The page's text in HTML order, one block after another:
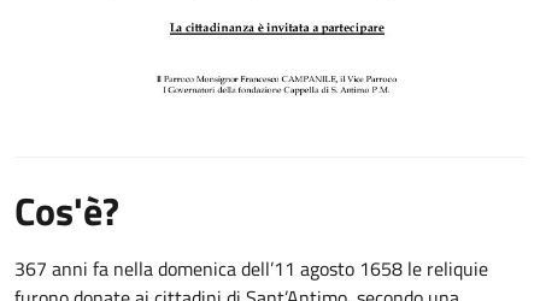
Cos'è?
367 anni fa nella domenica dell’11 agosto 1658 le reliquie